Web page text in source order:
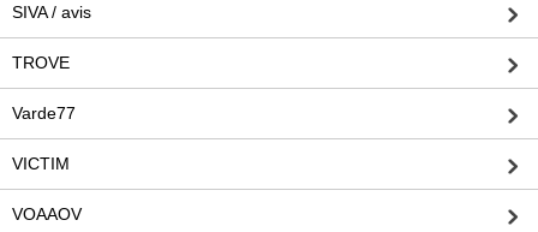
SIVA / avis
TROVE
Varde77
VICTIM
VOAAOV